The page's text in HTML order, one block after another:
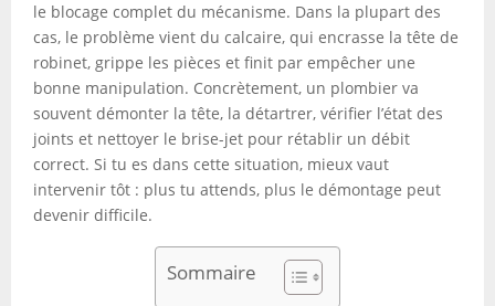
le blocage complet du mécanisme. Dans la plupart des
cas, le problème vient du calcaire, qui encrasse la tête de
robinet, grippe les pièces et finit par empêcher une
bonne manipulation. Concrètement, un plombier va
souvent démonter la tête, la détartrer, vérifier l’état des
joints et nettoyer le brise-jet pour rétablir un débit
correct. Si tu es dans cette situation, mieux vaut
intervenir tôt : plus tu attends, plus le démontage peut
devenir difficile.
Sommaire